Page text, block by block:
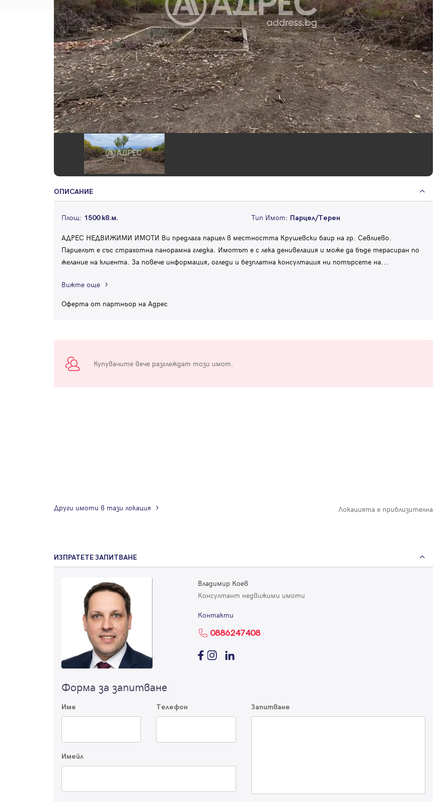
ОПИСАНИЕ
Площ: 1500 кв.м. Тип Имот: Парцел/Терен
АДРЕС НЕДВИЖИМИ ИМОТИ Ви предлага парцел в местността Крушевски баир на гр. Севлиево.
Парцелът е със страхотна панорамна гледка. Имотът е с лека денивелация и може да бъде терасиран по
желание на клиента. За повече информация, огледи и безплатна консултация ни потърсете на...
Вижте още
Оферта от партньор на Адрес
Купувачите вече разглеждат този имот.
Локацията е приблизителна
Други имоти в тази локация
ИЗПРАТЕТЕ ЗАПИТВАНЕ
Владимир Коев
Консултант недвижими имоти
Контакти
0886247408
Форма за запитване
Име Телефон
Имейл
Запитване
Вход
Влезте с профила си, за да разгледате повече снимки и да получите
Имейл Парола